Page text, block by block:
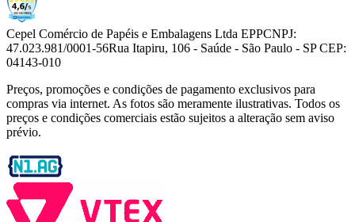
Cepel Comércio de Papéis e Embalagens Ltda EPPCNPJ:
47.023.981/0001-56Rua Itapiru, 106 - Saúde - São Paulo - SP CEP:
04143-010
Preços, promoções e condições de pagamento exclusivos para
compras via internet. As fotos são meramente ilustrativas. Todos os
preços e condições comerciais estão sujeitos a alteração sem aviso
prévio.